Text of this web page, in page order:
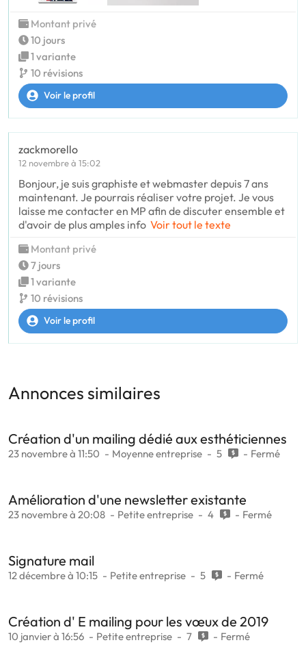
Montant privé
10 jours
1 variante
10 révisions
Voir le profil
zackmorello
12 novembre à 15:02
Bonjour, je suis graphiste et webmaster depuis 7 ans
maintenant. Je pourrais réaliser votre projet. Je vous
laisse me contacter en MP afin de discuter ensemble et
d'avoir de plus amples info Voir tout le texte
Montant privé
7 jours
1 variante
10 révisions
Voir le profil
Annonces similaires
Création d'un mailing dédié aux esthéticiennes
23 novembre à 11:50 Moyenne entreprise 5 Fermé
Amélioration d'une newsletter existante
23 novembre à 20:08 Petite entreprise 4 Fermé
Signature mail
12 décembre à 10:15 Petite entreprise 5 Fermé
Création d' E mailing pour les vœux de 2019
10 janvier à 16:56 Petite entreprise 7 Fermé